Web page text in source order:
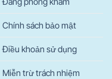
Chính sách bảo mật
Điều khoản sử dụng
Miễn trừ trách nhiệm